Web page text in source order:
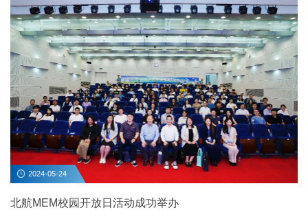
2024-05-24
北航MEM校园开放日活动成功举办